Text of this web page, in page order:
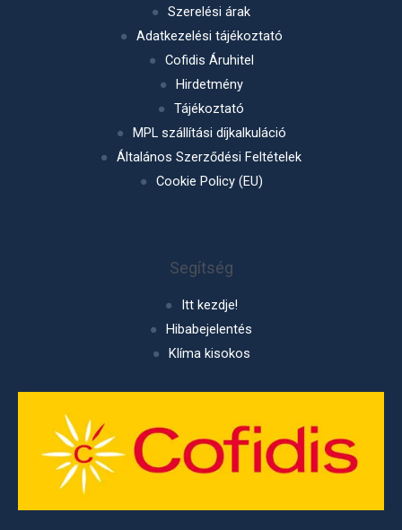
Szerelési árak
Adatkezelési tájékoztató
Cofidis Áruhitel
Hirdetmény
Tájékoztató
MPL szállítási díjkalkuláció
Általános Szerződési Feltételek
Cookie Policy (EU)
Segítség
Itt kezdje!
Hibabejelentés
Klíma kisokos